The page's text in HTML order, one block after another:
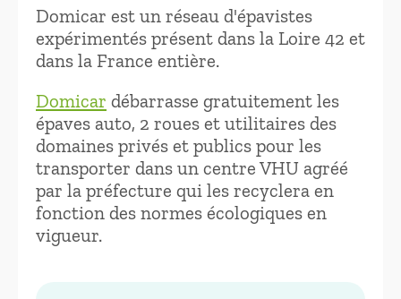
Domicar est un réseau d'épavistes
expérimentés présent dans la Loire 42 et
dans la France entière.
Domicar débarrasse gratuitement les
épaves auto, 2 roues et utilitaires des
domaines privés et publics pour les
transporter dans un centre VHU agréé
par la préfecture qui les recyclera en
fonction des normes écologiques en
vigueur.